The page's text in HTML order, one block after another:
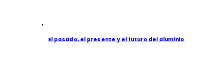
El pasado, el presente y el futuro del aluminio